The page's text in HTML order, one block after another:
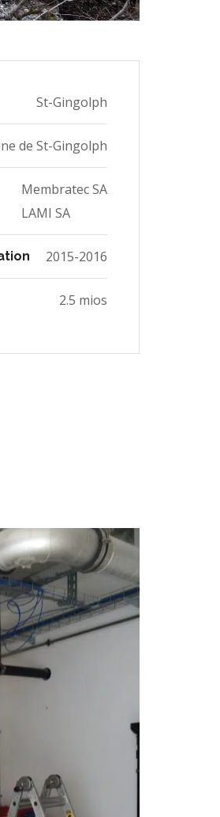
St-Gingolph
de St-Gingolph
Membratec SA
LAMI SA
2015-2016
2.5 mios